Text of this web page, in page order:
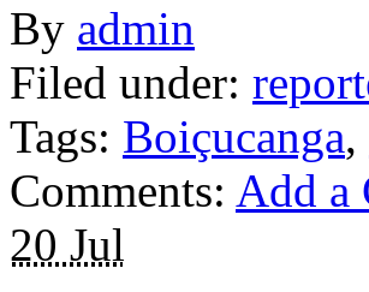
By admin
Filed under:
Tags: Boiçucanga,
Comments: Add a
20 Jul